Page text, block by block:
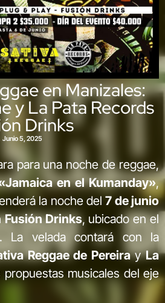
en Manizales:
y La Pata Records
Drinks
Junio 5, 2025
para una noche de reggae,
en el Kumanday»,
la noche del7 de junio
Fusión Drinks, ubicado en el
La velada contará con la
Reggae de PereirayLa
propuestas musicales del eje